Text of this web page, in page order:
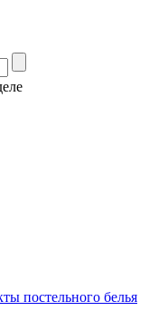
постельного белья